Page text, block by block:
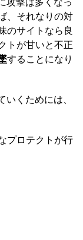
攻撃は多くなっ
、それなりの対
のサイトなら良
トが甘いと不正
することになり
いくためには、
プロテクトが行